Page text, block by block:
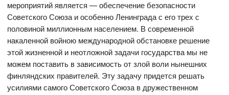
мероприятий является — обеспечение безопасности
Советского Союза и особенно Ленинграда с его трех с
половиной миллионным населением. В современной
накаленной войною международной обстановке решение
этой жизненной и неотложной задачи государства мы не
можем поставить в зависимость от злой воли нынешних
финляндских правителей. Эту задачу придется решать
усилиями самого Советского Союза в дружественном